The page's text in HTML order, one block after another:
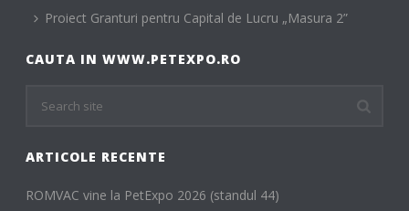
Proiect Granturi pentru Capital de Lucru „Masura 2”
CAUTA IN WWW.PETEXPO.RO
ARTICOLE RECENTE
ROMVAC vine la PetExpo 2026 (standul 44)